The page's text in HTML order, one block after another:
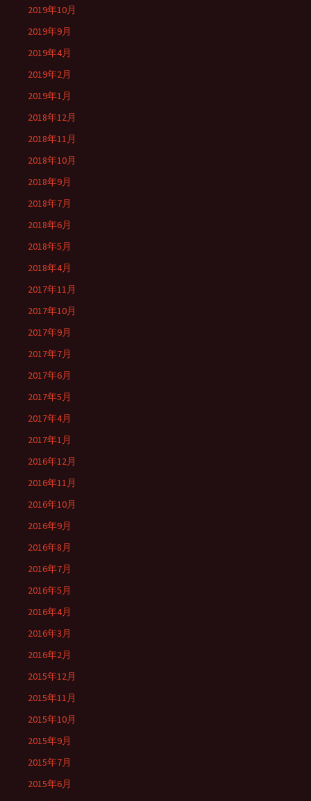
2019年10月
2019年9月
2019年4月
2019年2月
2019年1月
2018年12月
2018年11月
2018年10月
2018年9月
2018年7月
2018年6月
2018年5月
2018年4月
2017年11月
2017年10月
2017年9月
2017年7月
2017年6月
2017年5月
2017年4月
2017年1月
2016年12月
2016年11月
2016年10月
2016年9月
2016年8月
2016年7月
2016年5月
2016年4月
2016年3月
2016年2月
2015年12月
2015年11月
2015年10月
2015年9月
2015年7月
2015年6月